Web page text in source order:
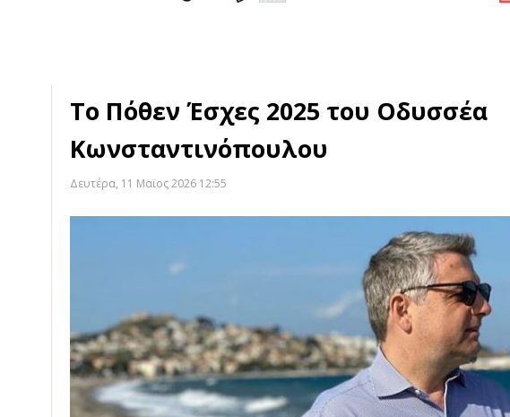
Το Πόθεν Έσχες 2025 του Οδυσσέα
Κωνσταντινόπουλου
Δευτέρα, 11 Μαϊος 2026 12:55